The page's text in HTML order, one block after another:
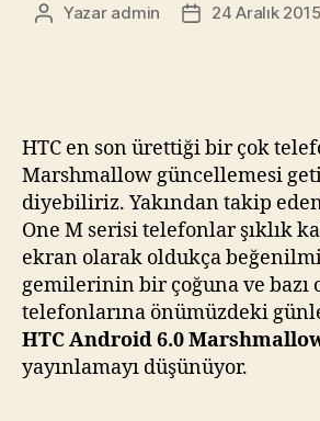
Yazının
Yazar admin
Yazı24 Aralık 2015
HTC en son ürettiği bir çok
Marshmallow güncellemesi
diyebiliriz. Yakından takip
One M serisi telefonlar şıklık
ekran olarak oldukça
gemilerinin bir çoğuna ve bazı
telefonlarına önümüzdeki
HTC Android 6.0
yayınlamayı düşünüyor.